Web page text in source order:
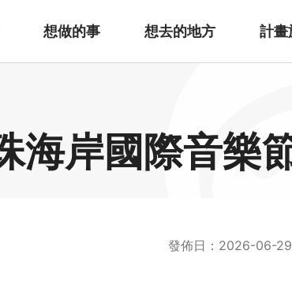
想做的事 想去的地方 計畫
海岸國際音樂
發佈日 ： 2026-06-29